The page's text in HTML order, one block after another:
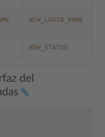
NEW_LOGIN_NAME
NEW_STATUS
del